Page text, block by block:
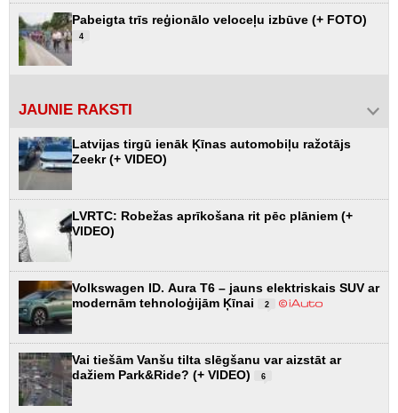
Pabeigta trīs reģionālo veloceļu izbūve (+ FOTO)
4
JAUNIE RAKSTI
Latvijas tirgū ienāk Ķīnas automobiļu ražotājs
Zeekr (+ VIDEO)
LVRTC: Robežas aprīkošana rit pēc plāniem (+
VIDEO)
Volkswagen ID. Aura T6 – jauns elektriskais SUV ar
modernām tehnoloģijām Ķīnai
2
Vai tiešām Vanšu tilta slēgšanu var aizstāt ar
dažiem Park&Ride? (+ VIDEO)
6